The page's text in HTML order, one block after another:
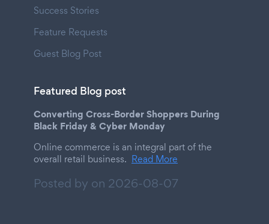
Success Stories
Feature Requests
Guest Blog Post
Featured Blog post
Converting Cross-Border Shoppers During
Black Friday & Cyber Monday
Online commerce is an integral part of the
overall retail business. Read More
Posted by on 2026-08-07